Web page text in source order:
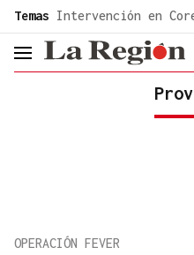
common.go-to-content
Temas Intervención en
header.menu.open
OPERACIÓN FEVER